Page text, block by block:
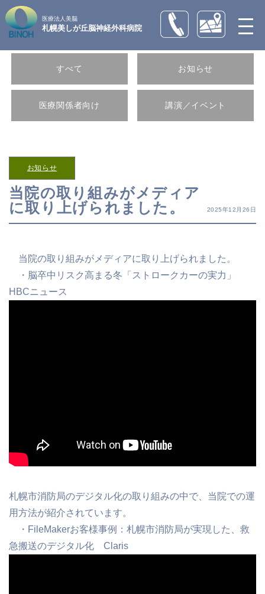
医療法人美脳
札幌美しが丘脳神経外科病院
すべて お知らせ
医療関係者向け 講演／イベント
お知らせ
当院の取り組みがメディア
に取り上げられました。
2025年12月26日
当院の取り組みがメディアに取り上げられました。
・脳卒中リスク高まる冬「ストロークカーの実力」
HBCニュース
札幌市消防局のデジタル化の取り組みの中で、当院での運
用方法が紹介されています。
・FileMakerお客様事例：札幌市消防局が実現した、救
急搬送のデジタル化 Claris